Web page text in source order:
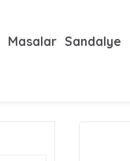
Masalar Sandalye